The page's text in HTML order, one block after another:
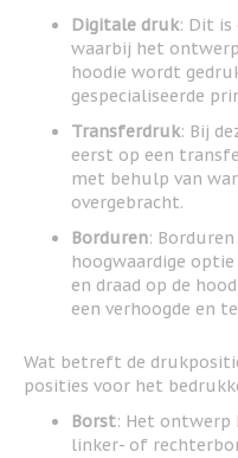
Digitale druk: Dit is
waarbij het
hoodie wordt
gespecialiseerde
Transferdruk: Bij
eerst op een
met behulp van
overgebracht.
Borduren:
hoogwaardige
en draad op de
een verhoogde en
Wat betreft de
posities voor het
Borst: Het ontwerp
linker- of